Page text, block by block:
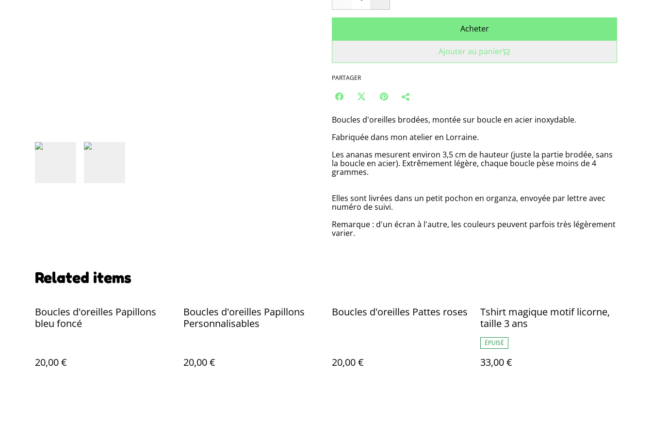
Acheter
Ajouter au panier
PARTAGER
Boucles d'oreilles brodées, montée sur boucle en acier inoxydable.
Fabriquée dans mon atelier en Lorraine.
Les ananas mesurent environ 3,5 cm de hauteur (juste la partie brodée, sans
la boucle en acier). Extrêmement légère, chaque boucle pèse moins de 4
grammes.
Elles sont livrées dans un petit pochon en organza, envoyée par lettre avec
numéro de suivi.
Remarque : d'un écran à l'autre, les couleurs peuvent parfois très légèrement
varier.
Related items
Boucles d'oreilles Papillons
bleu foncé
20,00 €
Boucles d'oreilles Papillons
Personnalisables
20,00 €
Boucles d'oreilles Pattes roses
20,00 €
Tshirt magique motif licorne,
taille 3 ans
ÉPUISÉ
33,00 €